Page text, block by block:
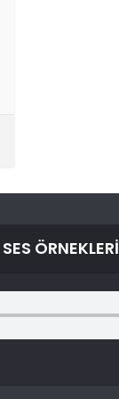
SES ÖRNEKLERI